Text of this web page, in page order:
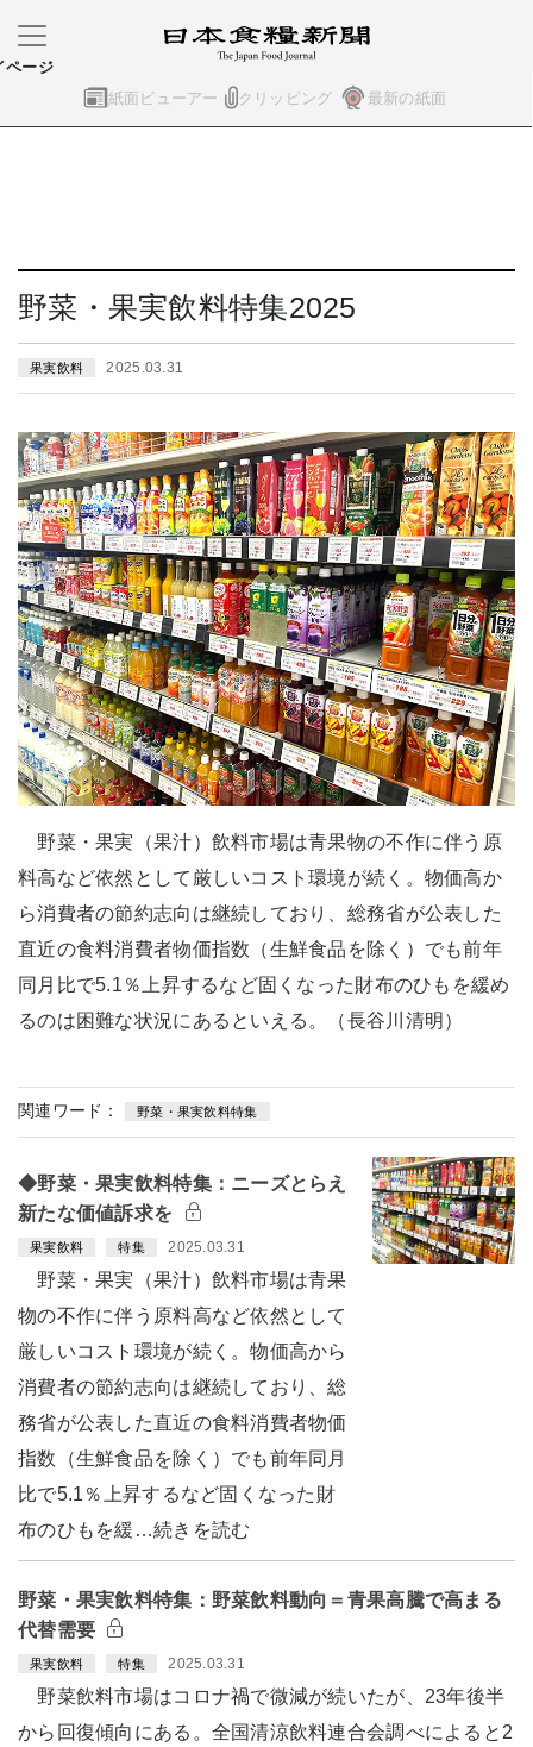
紙面ビューアー クリッピング 最新の紙面
ページ
野菜・果実飲料特集2025
果実飲料 2025.03.31
野菜・果実（果汁）飲料市場は青果物の不作に伴う原
料高など依然として厳しいコスト環境が続く。物価高か
ら消費者の節約志向は継続しており、総務省が公表した
直近の食料消費者物価指数（生鮮食品を除く）でも前年
同月比で5.1％上昇するなど固くなった財布のひもを緩め
るのは困難な状況にあるといえる。（長谷川清明）
関連ワード： 野菜・果実飲料特集
◆野菜・果実飲料特集：ニーズとらえ
新たな価値訴求を
果実飲料 特集 2025.03.31
野菜・果実（果汁）飲料市場は青果
物の不作に伴う原料高など依然として
厳しいコスト環境が続く。物価高から
消費者の節約志向は継続しており、総
務省が公表した直近の食料消費者物価
指数（生鮮食品を除く）でも前年同月
比で5.1％上昇するなど固くなった財
布のひもを緩…続きを読む
野菜・果実飲料特集：野菜飲料動向＝青果高騰で高まる
代替需要
果実飲料 特集 2025.03.31
野菜飲料市場はコロナ禍で微減が続いたが、23年後半
から回復傾向にある。全国清涼飲料連合会調べによると2